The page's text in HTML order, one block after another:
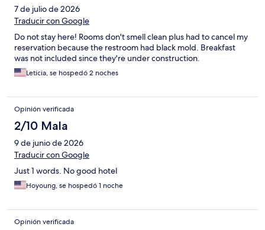
7 de julio de 2026
Traducir con Google
Do not stay here! Rooms don't smell clean plus had to cancel my
reservation because the restroom had black mold. Breakfast
was not included since they're under construction.
Leticia, se hospedó 2 noches
Opinión verificada
2/10 Mala
9 de junio de 2026
Traducir con Google
Just 1 words. No good hotel
Hoyoung, se hospedó 1 noche
Opinión verificada